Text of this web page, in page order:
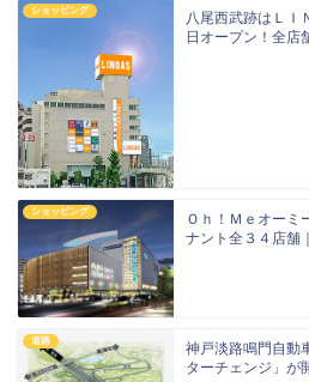
ショッピング
八尾西武跡はＬＩ
日オープン！全店
ショッピング
Ｏｈ！Ｍｅオーミ
ナント全３４店舗
道路
神戸淡路鳴門自動
ターチェンジ」が